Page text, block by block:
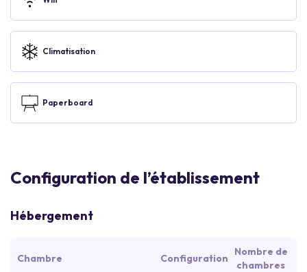
Climatisation
Paperboard
Configuration de l’établissement
Hébergement
Chambre Configuration
Nombre de
chambres